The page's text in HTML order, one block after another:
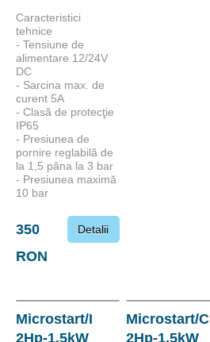
Caracteristici
tehnice
- Tensiune de
alimentare 12/24V
DC
- Sarcina max. de
curent 5A
- Clasă de protecţie
IP65
- Presiunea de
pornire reglabilă de
la 1,5 pâna la 3 bar
- Presiunea maximă
10 bar
350
RON
Detalii
Microstart/I
2Hp-1,5kW
Microstart/C
2Hp-1,5kW